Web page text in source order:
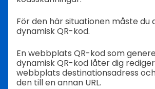
För den här situationen måste du
dynamisk QR-kod.
En webbplats QR-kod som
dynamisk QR-kod låter dig
webbplats destinationsadress
den till en annan URL.